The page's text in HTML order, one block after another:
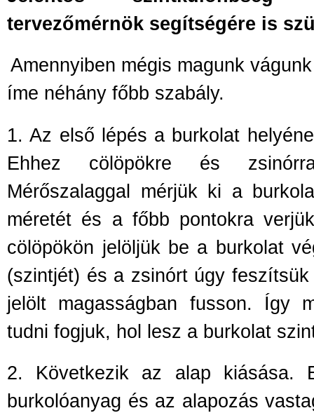
tervezőmérnök segítségére is
Amennyiben mégis magunk
íme néhány főbb szabály.
1. Az első lépés a burkolat
Ehhez cölöpökre és
Mérőszalaggal mérjük ki a
méretét és a főbb pontokra
cölöpökön jelöljük be a burkolat
(szintjét) és a zsinórt úgy
jelölt magasságban fusson. Így
tudni fogjuk, hol lesz a burkolat
2.
Következik az alap kiásása.
burkolóanyag és az alapozás